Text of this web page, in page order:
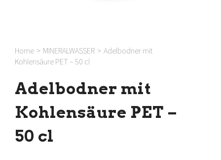
Home > MINERALWASSER > Adelbodner mit
Kohlensäure PET – 50 cl
Adelbodner mit
Kohlensäure PET –
50 cl